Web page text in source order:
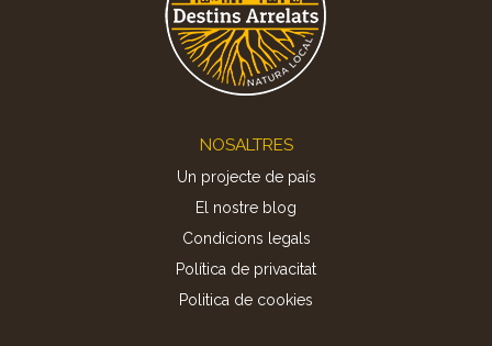
NOSALTRES
Un projecte de país
El nostre blog
Condicions legals
Política de privacitat
Politica de cookies